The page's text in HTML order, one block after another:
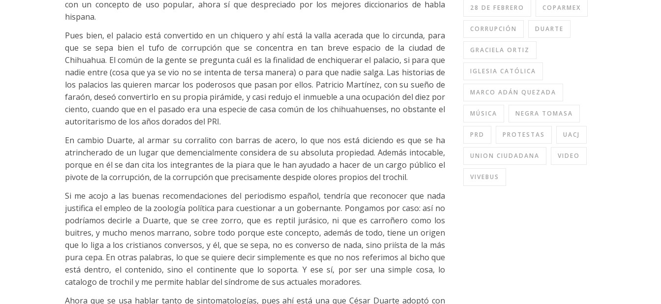
con un concepto de uso popular, ahora sí que despreciado por los mejores diccionarios de habla
hispana.
Pues bien, el palacio está convertido en un chiquero y ahí está la valla acerada que lo circunda, para
que se sepa bien el tufo de corrupción que se concentra en tan breve espacio de la ciudad de
Chihuahua. El común de la gente se pregunta cuál es la finalidad de enchiquerar el palacio, si para que
nadie entre (cosa que ya se vio no se intenta de tersa manera) o para que nadie salga. Las historias de
los palacios las quieren marcar los poderosos que pasan por ellos. Patricio Martínez, con su sueño de
faraón, deseó convertirlo en su propia pirámide, y casi redujo el inmueble a una ocupación del diez por
ciento, cuando que en el pasado era una especie de casa común de los chihuahuenses, no obstante el
autoritarismo de los años dorados del PRI.
En cambio Duarte, al armar su corralito con barras de acero, lo que nos está diciendo es que se ha
atrincherado de un lugar que demencialmente considera de su absoluta propiedad. Además intocable,
porque en él se dan cita los integrantes de la piara que le han ayudado a hacer de un cargo público el
pivote de la corrupción, de la corrupción que precisamente despide olores propios del trochil.
Si me acojo a las buenas recomendaciones del periodismo español, tendría que reconocer que nada
justifica el empleo de la zoología política para cuestionar a un gobernante. Pongamos por caso: así no
podríamos decirle a Duarte, que se cree zorro, que es reptil jurásico, ni que es carroñero como los
buitres, y mucho menos marrano, sobre todo porque este concepto, además de todo, tiene un origen
que lo liga a los cristianos conversos, y él, que se sepa, no es converso de nada, sino priísta de la más
pura cepa. En otras palabras, lo que se quiere decir simplemente es que no nos referimos al bicho que
está dentro, el contenido, sino el continente que lo soporta. Y ese sí, por ser una simple cosa, lo
catalogo de trochil y me permite hablar del síndrome de sus actuales moradores.
Ahora que se usa hablar tanto de sintomatologías, pues ahí está una que César Duarte adoptó con
28 DE FEBRERO COPARMEX
CORRUPCIÓN DUARTE
GRACIELA ORTIZ
IGLESIA CATÓLICA
MARCO ADÁN QUEZADA
MÚSICA NEGRA TOMASA
PRD PROTESTAS UACJ
UNION CIUDADANA VIDEO
VIVEBUS